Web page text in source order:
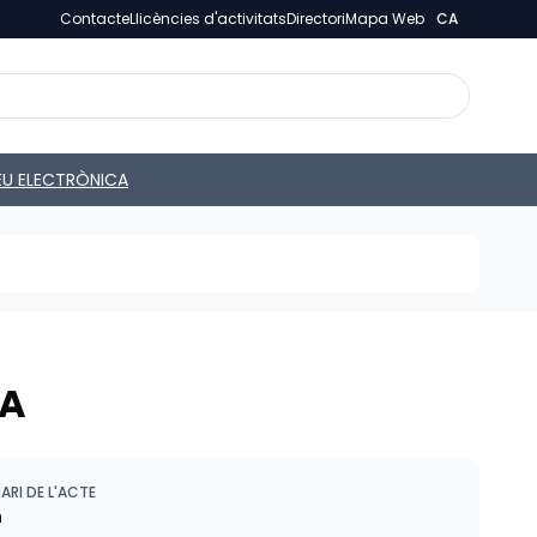
ContacteLlicències d'activitatsDirectoriMapa Web CA
ELECTRÒNICA
DE L'ACTE